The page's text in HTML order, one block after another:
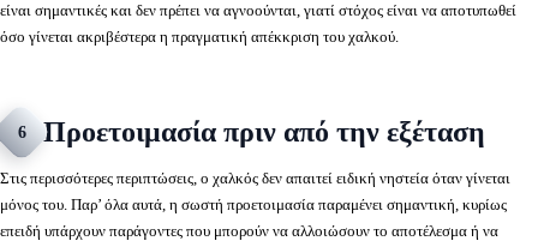
είναι σημαντικές και δεν πρέπει να αγνοούνται, γιατί στόχος είναι να αποτυπωθεί
όσο γίνεται ακριβέστερα η πραγματική απέκκριση του χαλκού.
6 Προετοιμασία πριν από την εξέταση
Στις περισσότερες περιπτώσεις, ο χαλκός δεν απαιτεί ειδική νηστεία όταν γίνεται
μόνος του. Παρ’ όλα αυτά, η σωστή προετοιμασία παραμένει σημαντική, κυρίως
επειδή υπάρχουν παράγοντες που μπορούν να αλλοιώσουν το αποτέλεσμα ή να